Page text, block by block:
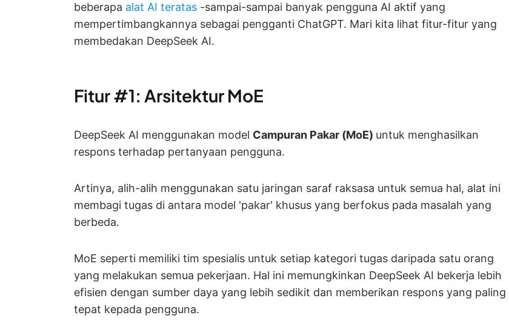
beberapa alat AI teratas -sampai-sampai banyak pengguna AI aktif yang
mempertimbangkannya sebagai pengganti ChatGPT. Mari kita lihat fitur-fitur yang
membedakan DeepSeek AI.
Fitur #1: Arsitektur MoE
DeepSeek AI menggunakan model Campuran Pakar (MoE) untuk menghasilkan
respons terhadap pertanyaan pengguna.
Artinya, alih-alih menggunakan satu jaringan saraf raksasa untuk semua hal, alat ini
membagi tugas di antara model 'pakar' khusus yang berfokus pada masalah yang
berbeda.
MoE seperti memiliki tim spesialis untuk setiap kategori tugas daripada satu orang
yang melakukan semua pekerjaan. Hal ini memungkinkan DeepSeek AI bekerja lebih
efisien dengan sumber daya yang lebih sedikit dan memberikan respons yang paling
tepat kepada pengguna.